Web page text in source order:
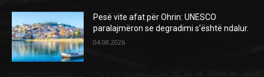
Pesë vite afat për Ohrin: UNESCO
paralajmëron se degradimi s’është ndalur.
04.08.2026